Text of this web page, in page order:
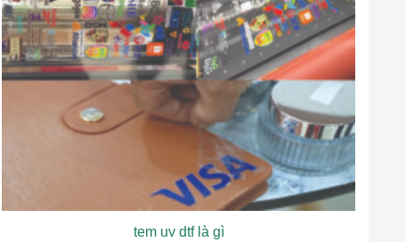
tem uv dtf là gì